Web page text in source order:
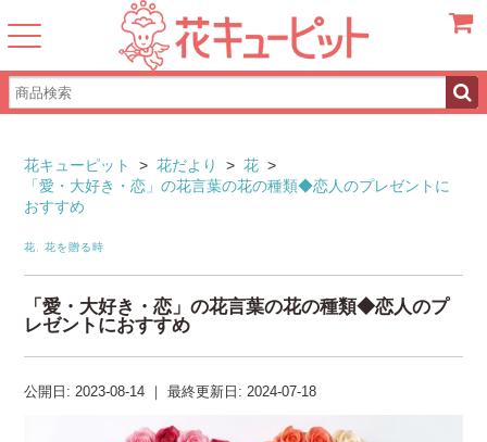
花キューピット > 花だより > 花 >
「愛・大好き・恋」の花言葉の花の種類◆恋人のプレゼントに
おすすめ
花 ,花を贈る時
「愛・大好き・恋」の花言葉の花の種類◆恋人のプ
レゼントにおすすめ
公開日:2023-08-14 ｜最終更新日:2024-07-18